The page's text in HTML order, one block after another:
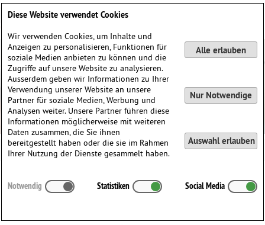
Viola Play Time, sechs einfache Stücke für Bratsche
Diese Website verwendet Cookies
Wir verwenden Cookies, um Inhalte und
Anzeigen zu personalisieren, Funktionen für
soziale Medien anbieten zu können und die
Zugriffe auf unsere Website zu analysieren.
Ausserdem geben wir Informationen zu Ihrer
Verwendung unserer Website an unsere
Partner für soziale Medien, Werbung und
Analysen weiter. Unsere Partner führen diese
Informationen möglicherweise mit weiteren
Daten zusammen, die Sie ihnen
bereitgestellt haben oder die sie im Rahmen
Ihrer Nutzung der Dienste gesammelt haben.
Alle erlauben
Nur Notwendige
Auswahl erlauben
Notwendig Statistiken Social Media